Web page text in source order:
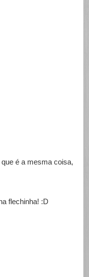
é a mesma coisa,
flechinha! :D